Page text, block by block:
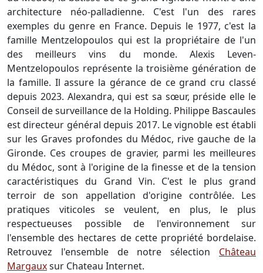
architecture néo-palladienne. C'est l'un des rares
exemples du genre en France. Depuis le 1977, c'est la
famille Mentzelopoulos qui est la propriétaire de l'un
des meilleurs vins du monde. Alexis Leven-
Mentzelopoulos représente la troisième génération de
la famille. Il assure la gérance de ce grand cru classé
depuis 2023. Alexandra, qui est sa sœur, préside elle le
Conseil de surveillance de la Holding. Philippe Bascaules
est directeur général depuis 2017. Le vignoble est établi
sur les Graves profondes du Médoc, rive gauche de la
Gironde. Ces croupes de gravier, parmi les meilleures
du Médoc, sont à l'origine de la finesse et de la tension
caractéristiques du Grand Vin. C'est le plus grand
terroir de son appellation d'origine contrôlée. Les
pratiques viticoles se veulent, en plus, le plus
respectueuses possible de l'environnement sur
l'ensemble des hectares de cette propriété bordelaise.
Retrouvez l'ensemble de notre sélection Château
Margauxsur Chateau Internet.